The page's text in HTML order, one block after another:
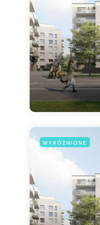
WYRÓŻNIONE